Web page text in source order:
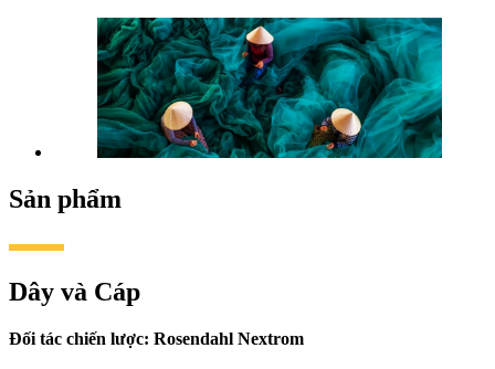
Sản phẩm
Dây và Cáp
Đối tác chiến lược: Rosendahl Nextrom